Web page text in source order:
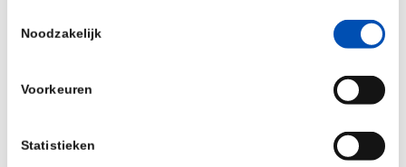
Noodzakelijk
Voorkeuren
Statistieken
onderzoeksklimaat in Nederland. Samen roepen
we het ministerie op om het besluit tot
afschaffing van de farmaciebrief te heroverwegen
óf te zorgen voor een alternatieve borging van
CRO-activiteiten binnen de WBSO. Alleen zo blijft
Nederland aantrekkelijk voor (bio)farmaceutisch